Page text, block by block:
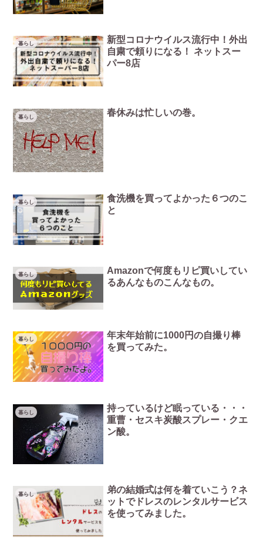
暮らし
新型コロナウイルス流行中！外出
自粛で頼りになる！ ネットスー
パー8店
暮らし 春休みは忙しいの巻。
暮らし
食洗機を買ってよかった６つのこ
と
暮らし
Amazonで何度もリピ買いしてい
るあんなものこんなもの。
暮らし
年末年始前に1000円の自撮り棒
を買ってみた。
暮らし
持っているけど眠っている・・・
重曹・セスキ炭酸スプレー・クエ
ン酸。
暮らし
弟の結婚式は何を着ていこう？ネ
ットでドレスのレンタルサービス
を使ってみました。